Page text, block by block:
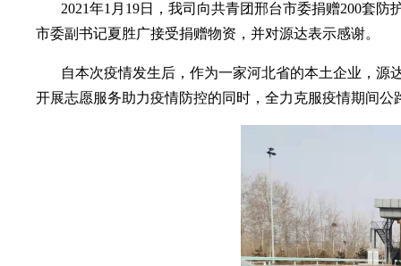
2021年1月19日，我司向共青团邢台市委捐赠200套
市委副书记夏胜广接受捐赠物资，并对源达表示感谢。
自本次疫情发生后，作为一家河北省的本土企业，
开展志愿服务助力疫情防控的同时，全力克服疫情期间